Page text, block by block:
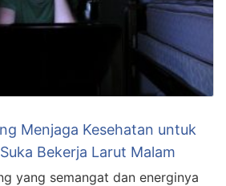
Menjaga Kesehatan untuk
Bekerja Larut Malam
yang semangat dan energinya